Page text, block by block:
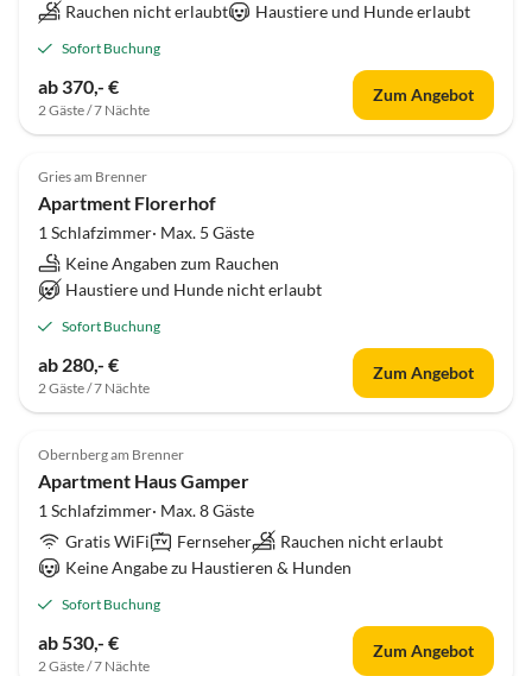
Rauchen nicht erlaubt
Haustiere und Hunde erlaubt
Sofort Buchung
ab 370,- €
2 Gäste / 7 Nächte
Zum Angebot
Gries am Brenner
Apartment Florerhof
1 Schlafzimmer· Max. 5 Gäste
Keine Angaben zum Rauchen
Haustiere und Hunde nicht erlaubt
Sofort Buchung
ab 280,- €
2 Gäste / 7 Nächte
Zum Angebot
Obernberg am Brenner
Apartment Haus Gamper
1 Schlafzimmer· Max. 8 Gäste
Gratis WiFi
Fernseher
Rauchen nicht erlaubt
Keine Angabe zu Haustieren & Hunden
Sofort Buchung
ab 530,- €
2 Gäste / 7 Nächte
Zum Angebot